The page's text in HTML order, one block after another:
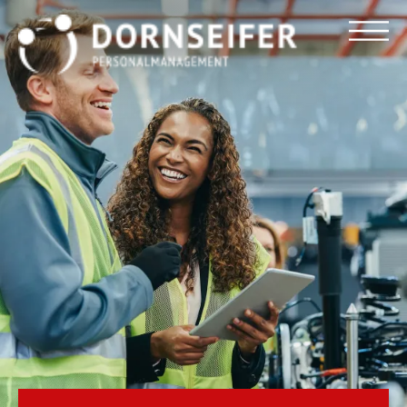
Für Arbeitnehmer
Für Unternehmen
Dornseifer DNA
Referenzen
Stellenmarkt
Blog